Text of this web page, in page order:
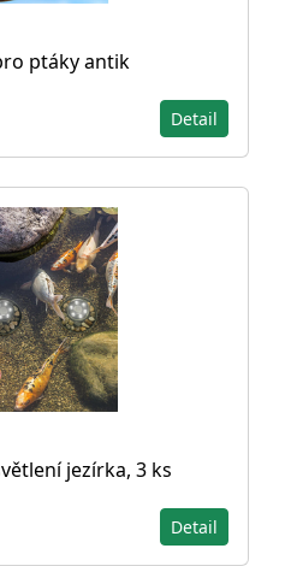
ptáky antik
Detail
jezírka, 3 ks
Detail